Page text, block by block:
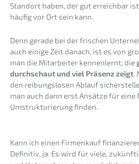
Stand­ort haben, der gut erreich­bar
häufig vor Ort sein kann.
Denn gerade bei der frischen
auch einige Zeit danach, ist es von
man die Mitar­bei­ter kennen­lernt, die
durch­schaut und viel Präsenz zeigt.
den reibungs­lo­sen Ablauf
man auch dann erst Ansät­ze für
Umstruk­tu­rie­rung finden.
Kann ich einen Firmen­kauf
Defini­tiv, ja. Es wird für viele,